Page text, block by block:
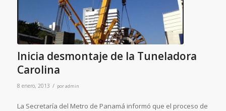
Inicia desmontaje de la Tuneladora
Carolina
8 enero, 2013 / poradmin
La Secretaría del Metro de Panamá informó que el proceso de